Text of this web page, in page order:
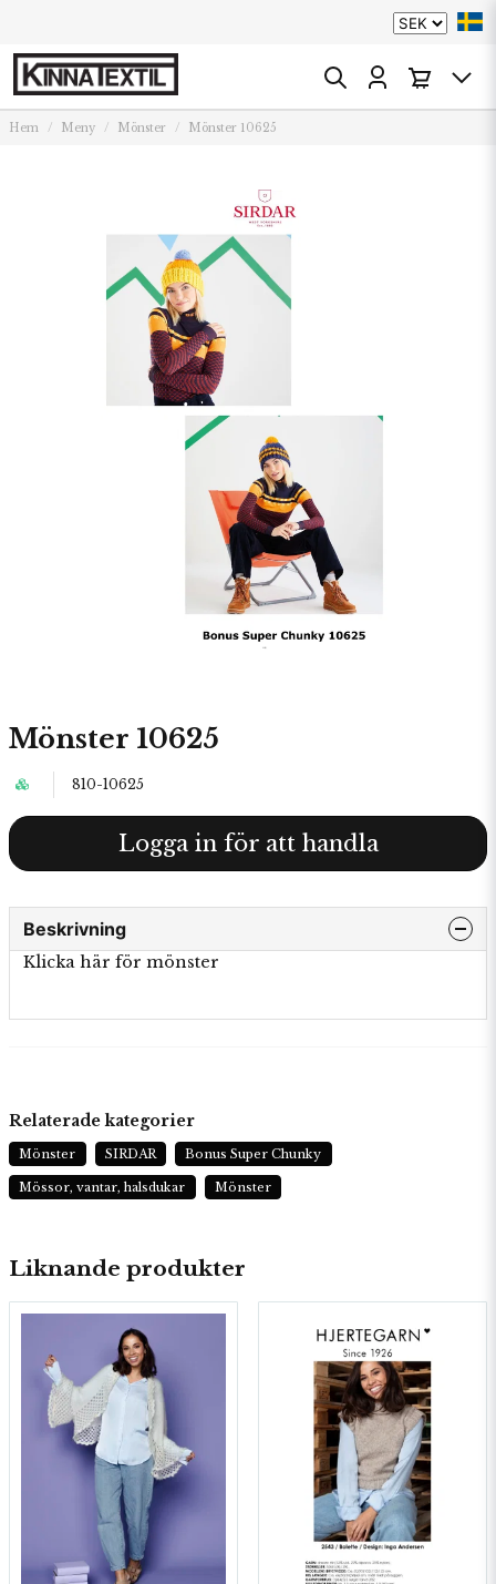
Hem Meny Mönster Mönster 10625
Mönster 10625
810-10625
Logga in för att handla
Beskrivning
Klicka här för mönster
Liknande produkter
Relaterade kategorier
Mönster SIRDAR Bonus Super Chunky
Mössor, vantar, halsdukar Mönster